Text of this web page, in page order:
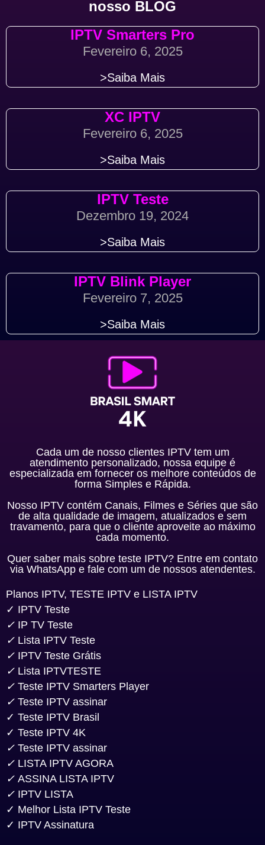
nosso BLOG
IPTV Smarters Pro
Fevereiro 6, 2025
>Saiba Mais
XC IPTV
Fevereiro 6, 2025
>Saiba Mais
IPTV Teste
Dezembro 19, 2024
>Saiba Mais
IPTV Blink Player
Fevereiro 7, 2025
>Saiba Mais
Cada um de nosso clientes IPTV tem um
atendimento personalizado, nossa equipe é
especializada em fornecer os melhore conteúdos de
forma Simples e Rápida.
Nosso IPTV contém Canais, Filmes e Séries que são
de alta qualidade de imagem, atualizados e sem
travamento, para que o cliente aproveite ao máximo
cada momento.
Quer saber mais sobre teste IPTV? Entre em contato
via WhatsApp e fale com um de nossos atendentes.
Planos IPTV, TESTE IPTV e LISTA IPTV
✓ IPTV Teste
✓ IP TV Teste
✓ Lista IPTV Teste
✓ IPTV Teste Grátis
✓ Lista IPTVTESTE
✓ Teste IPTV Smarters Player
✓ Teste IPTV assinar
✓ Teste IPTV Brasil
✓ Teste IPTV 4K
✓ Teste IPTV assinar
✓ LISTA IPTV AGORA
✓ ASSINA LISTA IPTV
✓ IPTV LISTA
✓ Melhor Lista IPTV Teste
✓ IPTV Assinatura